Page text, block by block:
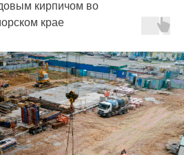
кирпичом во
крае